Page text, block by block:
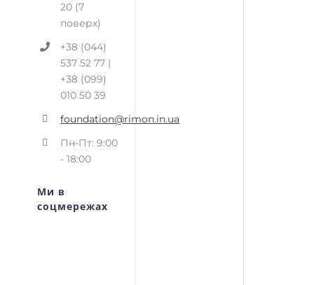
20 (7
поверх)
+38 (044)
537 52 77 |
+38 (099)
010 50 39
foundation@rimon.in.ua
Пн-Пт: 9:00
- 18:00
Ми в
соцмережах